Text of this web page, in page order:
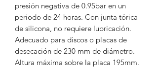
presión negativa de 0.95bar en un
periodo de 24 horas. Con junta tórica
de silicona, no requiere lubricación.
Adecuado para discos o placas de
desecación de 230 mm de diámetro.
Altura máxima sobre la placa 195mm.